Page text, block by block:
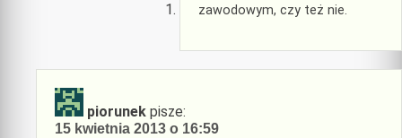
zawodowym, czy też nie.
piorunek pisze:
15 kwietnia 2013 o 16:59